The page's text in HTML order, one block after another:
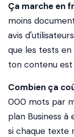
Ça marche en
moins
avis
que les tests en
ton contenu
Combien ça
000 mots par
plan Business à
si chaque texte